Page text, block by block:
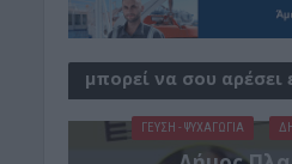
μπορεί να σου αρέσει
ΓΕΎΣΗ - ΨΥΧΑΓΩΓΊΑ